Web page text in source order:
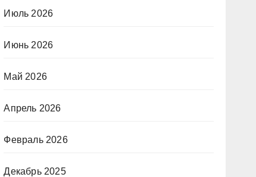
Июль 2026
Июнь 2026
Май 2026
Апрель 2026
Февраль 2026
Декабрь 2025